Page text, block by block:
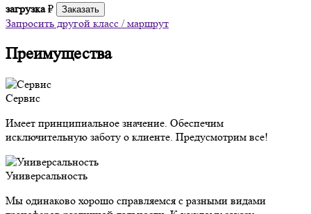
загрузка₽ Заказать
Запросить другой класс / маршрут
Преимущества
Сервис
Имеет принципиальное значение. Обеспечим
исключительную заботу о клиенте. Предусмотрим все!
Универсальность
Мы одинаково хорошо справляемся с разными видами